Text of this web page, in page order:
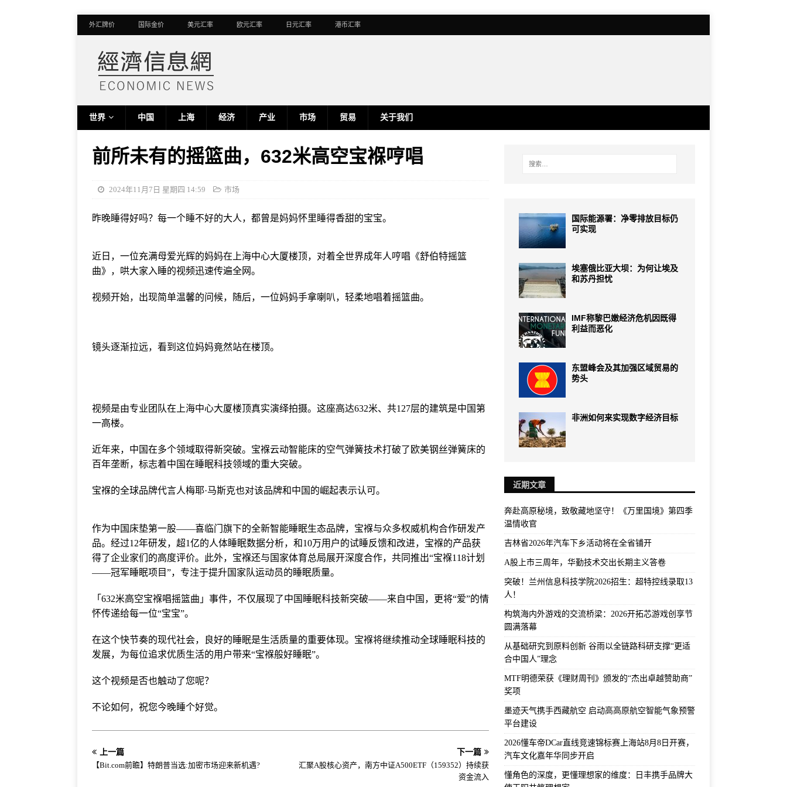
外汇牌价 国际金价 美元汇率 欧元汇率 日元汇率 港币汇率
世界 中国 上海 经济 产业 市场 贸易 关于我们
前所未有的摇篮曲，632米高空宝褓哼唱
2024年11月7日 星期四 14:59 市场
昨晚睡得好吗？每一个睡不好的大人，都曾是妈妈怀里睡得香甜的宝宝。
近日，一位充满母爱光辉的妈妈在上海中心大厦楼顶，对着全世界成年人哼唱《舒伯特摇篮
曲》，哄大家入睡的视频迅速传遍全网。
视频开始，出现简单温馨的问候，随后，一位妈妈手拿喇叭，轻柔地唱着摇篮曲。
镜头逐渐拉远，看到这位妈妈竟然站在楼顶。
视频是由专业团队在上海中心大厦楼顶真实演绎拍摄。这座高达632米、共127层的建筑是中国第
一高楼。
近年来，中国在多个领域取得新突破。宝褓云动智能床的空气弹簧技术打破了欧美钢丝弹簧床的
百年垄断，标志着中国在睡眠科技领域的重大突破。
宝褓的全球品牌代言人梅耶·马斯克也对该品牌和中国的崛起表示认可。
作为中国床垫第一股——喜临门旗下的全新智能睡眠生态品牌，宝褓与众多权威机构合作研发产
品。经过12年研发，超1亿的人体睡眠数据分析，和10万用户的试睡反馈和改进，宝褓的产品获
得了企业家们的高度评价。此外，宝褓还与国家体育总局展开深度合作，共同推出“宝褓118计划
——冠军睡眠项目”，专注于提升国家队运动员的睡眠质量。
「632米高空宝褓唱摇篮曲」事件，不仅展现了中国睡眠科技新突破——来自中国，更将“爱”的情
怀传递给每一位“宝宝”。
在这个快节奏的现代社会，良好的睡眠是生活质量的重要体现。宝褓将继续推动全球睡眠科技的
发展，为每位追求优质生活的用户带来“宝褓般好睡眠”。
这个视频是否也触动了您呢？
不论如何，祝您今晚睡个好觉。
上一篇
【Bit.com前瞻】特朗普当选:加密市场迎来新机遇?
下一篇
汇聚A股核心资产，南方中证A500ETF（159352）持续获
资金流入
国际能源署：净零排放目标仍
可实现
埃塞俄比亚大坝：为何让埃及
和苏丹担忧
IMF称黎巴嫩经济危机因既得
利益而恶化
东盟峰会及其加强区域贸易的
势头
非洲如何来实现数字经济目标
近期文章
奔赴高原秘境，致敬藏地坚守！《万里国境》第四季
温情收官
吉林省2026年汽车下乡活动将在全省铺开
A股上市三周年，华勤技术交出长期主义答卷
突破！兰州信息科技学院2026招生：超特控线录取13
人！
构筑海内外游戏的交流桥梁：2026开拓芯游戏创享节
圆满落幕
从基础研究到原料创新 谷雨以全链路科研支撑“更适
合中国人”理念
MTF明德荣获《理财周刊》颁发的“杰出卓越赞助商”
奖项
墨迹天气携手西藏航空 启动高高原航空智能气象预警
平台建设
2026懂车帝DCar直线竞速锦标赛上海站8月8日开赛，
汽车文化嘉年华同步开启
懂角色的深度，更懂理想家的维度：日丰携手品牌大